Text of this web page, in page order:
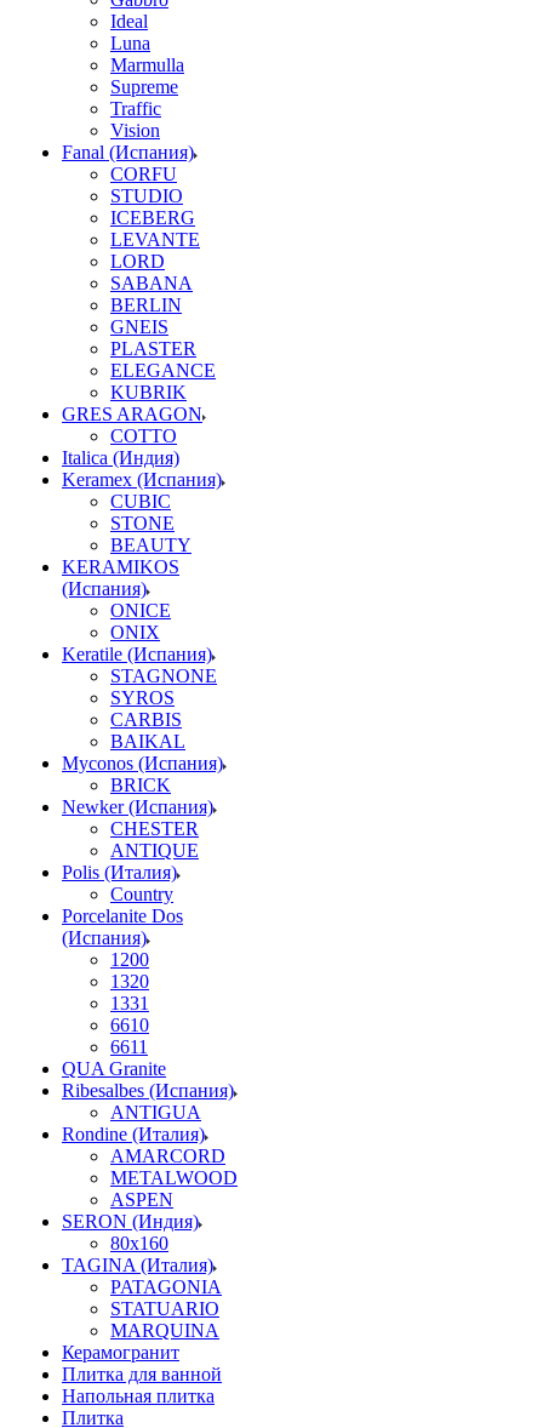
Ideal
Luna
Marmulla
Supreme
Traffic
Vision
Fanal (Испания)
CORFU
STUDIO
ICEBERG
LEVANTE
LORD
SABANA
BERLIN
GNEIS
PLASTER
ELEGANCE
KUBRIK
GRES ARAGON
COTTO
Italica (Индия)
Keramex (Испания)
CUBIC
STONE
BEAUTY
KERAMIKOS
(Испания)
ONICE
ONIX
Keratile (Испания)
STAGNONE
SYROS
CARBIS
BAIKAL
Myconos (Испания)
BRICK
Newker (Испания)
CHESTER
ANTIQUE
Polis (Италия)
Country
Porcelanite Dos
(Испания)
1200
1320
1331
6610
6611
QUA Granite
Ribesalbes (Испания)
ANTIGUA
Rondine (Италия)
AMARCORD
METALWOOD
ASPEN
SERON (Индия)
80x160
TAGINA (Италия)
PATAGONIA
STATUARIO
MARQUINA
Керамогранит
Плитка для ванной
Напольная плитка
Плитка